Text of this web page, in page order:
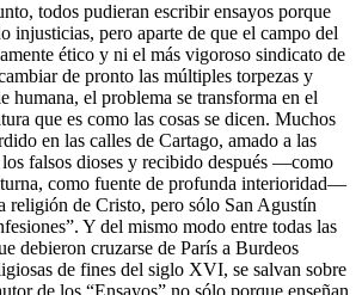
todos pudieran escribir ensayos porque
injusticias, pero aparte de que el campo del
ético y ni el más vigoroso sindicato de
de pronto las múltiples torpezas y
humana, el problema se transforma en el
que es como las cosas se dicen. Muchos
en las calles de Cartago, amado a las
los falsos dioses y recibido después —como
como fuente de profunda interioridad—
religión de Cristo, pero sólo San Agustín
Y del mismo modo entre todas las
debieron cruzarse de París a Burdeos
de fines del siglo XVI, se salvan sobre